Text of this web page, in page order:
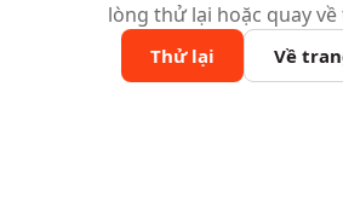
lòng thử lại hoặc quay
Thử lại Về